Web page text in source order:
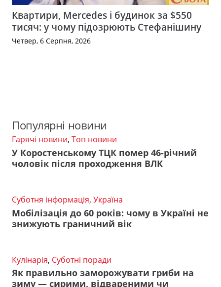
Квартири, Mercedes і будинок за $550
тисяч: у чому підозрюють Стефанішину
Четвер, 6 Серпня, 2026
Популярні новини
Гарячі новини, Топ новини
У Коростенському ТЦК помер 46-річний
чоловік після проходження ВЛК
Суботня інформація, Україна
Мобілізація до 60 років: чому в Україні не
знижують граничний вік
Кулінарія, Суботні поради
Як правильно заморожувати гриби на
зиму — сирими, відвареними чи